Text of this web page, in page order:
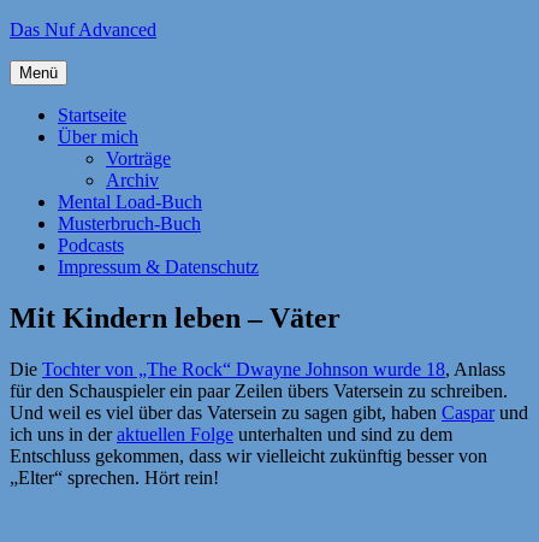
Zum
springen
Das Nuf Advanced
Menü
Startseite
Über mich
Vorträge
Archiv
Mental Load-Buch
Musterbruch-Buch
Podcasts
Impressum & Datenschutz
Mit Kindern leben – Väter
Die Tochter von „The Rock“ Dwayne Johnson wurde 18, Anlass
für den Schauspieler ein paar Zeilen übers Vatersein zu schreiben.
Und weil es viel über das Vatersein zu sagen gibt, haben Casparund
ich uns in deraktuellen Folge unterhalten und sind zu dem
Entschluss gekommen, dass wir vielleicht zukünftig besser von
„Elter“ sprechen. Hört rein!